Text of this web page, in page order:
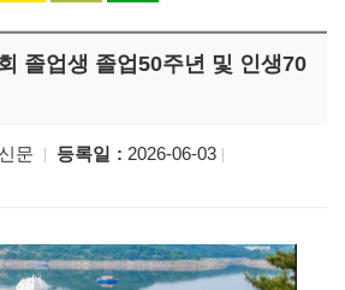
졸업생 졸업50주년 및 인생70
문 등록일
2026-06-03